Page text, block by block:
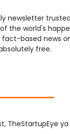
newsletter
the world's
fact-based news
free.
TheStartupEye